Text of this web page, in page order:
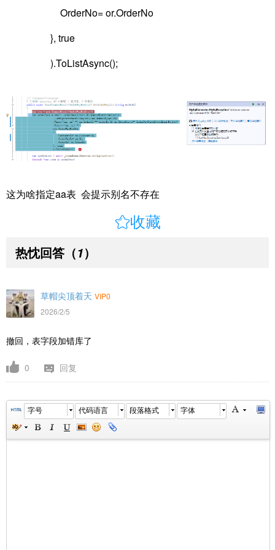
OrderNo= or.OrderNo
}, true
).ToListAsync();
这为啥指定aa表 会提示别名不存在
收藏
热忱回答 （1）
草帽尖顶着天 VIP0
2026/2/5
撤回，表字段加错库了
0 回复
字号 代码语言 段落格式 字体